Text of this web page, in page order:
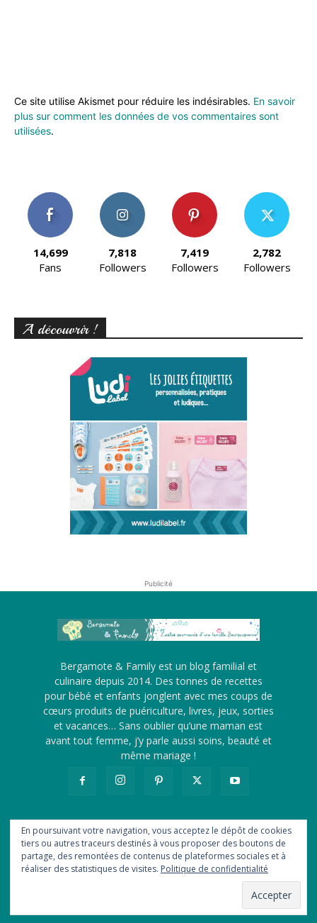
Ce site utilise Akismet pour réduire les indésirables. En savoir
plus sur comment les données de vos commentaires sont
utilisées.
14,699
Fans
7,818
Followers
7,419
Followers
2,782
Followers
A découvrir !
Publicité
Bergamote & Family est un blog familial et
culinaire depuis 2014. Des tonnes de recettes
pour bébé et enfants jonglent avec mes coups de
cœurs produits de puériculture, livres, jeux, sorties
et vacances… Sans oublier qu’une maman est
avant tout femme, j’y parle aussi soins, beauté et
même mariage !
A propos Me contacter
Revue de presse
Ils me font confiance
Statistiques Newsletter
Flux RSS
En poursuivant votre navigation, vous acceptez le dépôt de cookies
tiers ou autres traceurs destinés à vous proposer des boutons de
partage, des remontées de contenus de plateformes sociales et à
réaliser des statistiques de visites. Politique de confidentialité